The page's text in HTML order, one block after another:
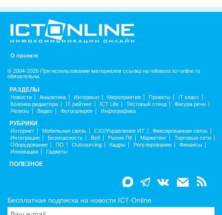
О проекте
© 2004-2026 При использовании материалов ссылка на releases.ict-online.ru
обязательна
РАЗДЕЛЫ
Новости Аналитика Интервью Мероприятия Проекты
IT класс
Колонка редактора
IT рейтинг ICT Life Тестовый стенд
Фигура речи
Релизы
Видео Фотогалерея Инфографика
РУБРИКИ
Интернет Мобильная связь CIO/Управление ИТ
Фиксированная связь
Интеграция
Безопасность Веб Рынок ПК Маркетинг
Торговые сети
Оборудование
ПО Outsourcing Кадры Регулирование
Финансы
Инновации
Гаджеты
ПОЛЕЗНОЕ
Бесплатная подписка на новости ICT-Online